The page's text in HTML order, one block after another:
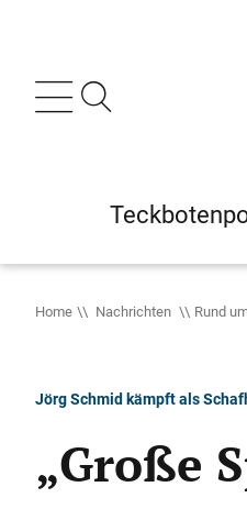
Home Nachrichten Rund
Jörg Schmid kämpft als
„Große